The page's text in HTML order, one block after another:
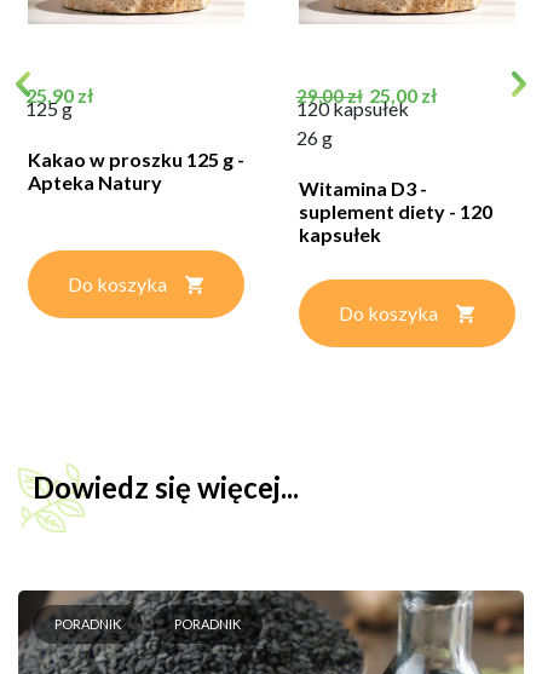
Cena
25,90 zł
125 g
Kakao w proszku 125 g -
Apteka Natury
Do koszyka
Cena podstawowa
29,00 zł Cena
25,00 zł
120 kapsułek
26 g
Witamina D3 -
suplement diety - 120
kapsułek
Do koszyka
Dowiedz się więcej...
PORADNIK PORADNIK